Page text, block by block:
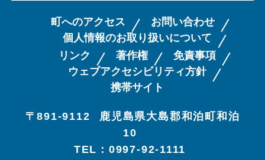
町へのアクセス
お問い合わせ
個人情報のお取り扱いについて
リンク
著作権
免責事項
ウェブアクセシビリティ方針
携帯サイト
〒891-9112
鹿児島県大島郡和泊町和泊
10
TEL：0997-92-1111